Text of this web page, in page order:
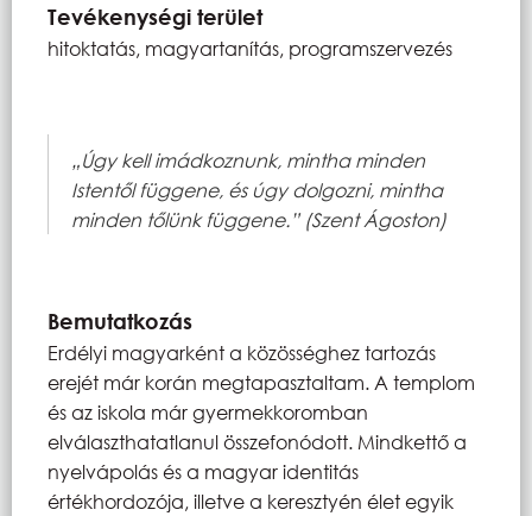
Tevékenységi terület
hitoktatás, magyartanítás, programszervezés
„Úgy kell imádkoznunk, mintha minden
Istentől függene, és úgy dolgozni, mintha
minden tőlünk függene.” (Szent Ágoston)
Bemutatkozás
Erdélyi magyarként a közösséghez tartozás
erejét már korán megtapasztaltam. A templom
és az iskola már gyermekkoromban
elválaszthatatlanul összefonódott. Mindkettő a
nyelvápolás és a magyar identitás
értékhordozója, illetve a keresztyén élet egyik